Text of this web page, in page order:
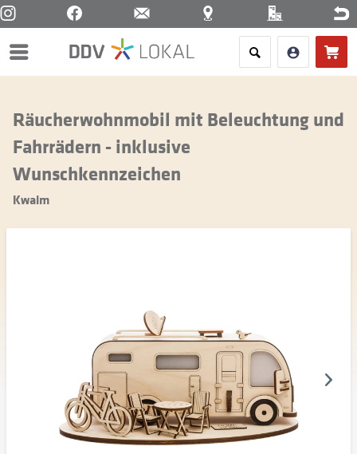
Menü
Räucherwohnmobil mit Beleuchtung und
Fahrrädern - inklusive
Wunschkennzeichen
Kwalm